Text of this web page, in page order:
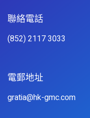
聯絡電話​
(852) 2117 3033
電郵地址
gratia@hk-gmc.com